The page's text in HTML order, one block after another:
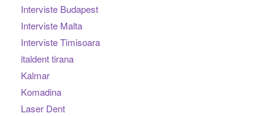
Interviste Budapest
Interviste Malta
Interviste Timisoara
italdent tirana
Kalmar
Komadina
Laser Dent